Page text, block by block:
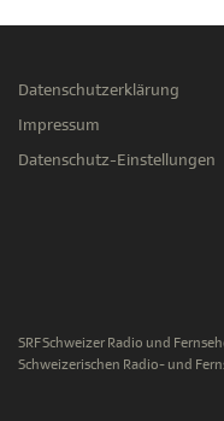
Datenschutzerklärung
Impressum
Datenschutz-Einstellungen
SRF Schweizer Radio und
Schweizerischen Radio- und